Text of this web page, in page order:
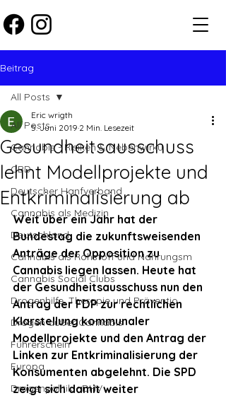
Beitrag
All Posts
Cannabis - Risiken & Nebenwirku
CBD
Deutscher Hanfverband
Cannabis als Medizin
Deutschland
Cannabis als Rohstoff und Nahrungsm
Cannabis Social Clubs
Drogenhilfe, Therapie und Präventio
Drogen außer Cannabis
Führerschein
Europa
Drogenpolitik - DHV
All Posts
Gesundheitsausschuss
lehnt Modellprojekte und
Entkriminalisierung ab
Eric wrigth
5. Juni 2019 2 Min. Lesezeit
Weit über ein Jahr hat der
Bundestag die zukunftsweisenden
Anträge der Opposition zu
Cannabis liegen lassen. Heute hat
der Gesundheitsausschuss nun den
Antrag der FDP zur rechtlichen
Klarstellung kommunaler
Modellprojekte und den Antrag der
Linken zur Entkriminalisierung der
Konsumenten abgelehnt. Die SPD
zeigt sich damit weiter